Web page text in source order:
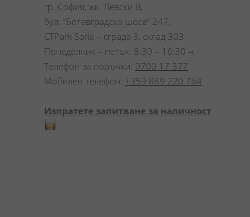
гр. София, жк. Левски В,
бул. “Ботевградско шосе” 247,
CTPark Sofia – сграда 3, склад 303
Понеделник – петък: 8:30 – 16:30 ч.
Телефон за поръчки: 0700 17 377
Мобилен телефон: +359 889 220 764
Изпратете запитване за наличност